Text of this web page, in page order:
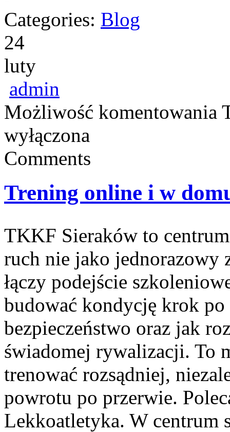
Categories: Blog
24
luty
admin
Możliwość komentowania
wyłączona
Comments
Trening online i w
TKKF Sieraków to
ruch nie jako jednorazowy
łączy podejście
budować kondycję krok
bezpieczeństwo oraz jak
świadomej rywalizacji. To
trenować rozsądniej,
powrotu po przerwie.
Lekkoatletyka. W